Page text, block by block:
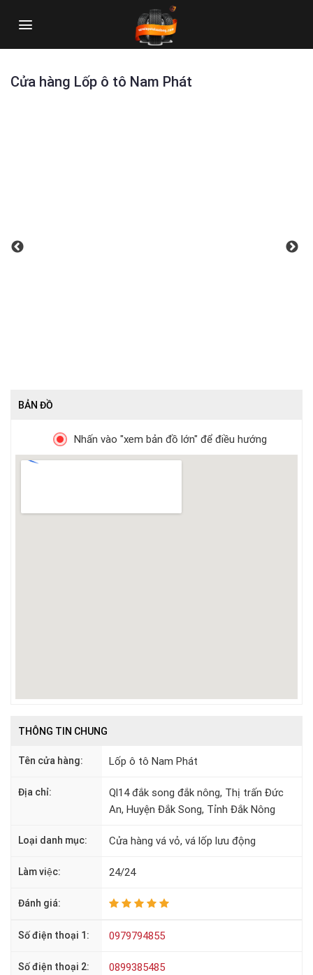
Cửa hàng Lốp ô tô Nam Phát
BẢN ĐỒ
Nhấn vào "xem bản đồ lớn" để điều hướng
THÔNG TIN CHUNG
Tên cửa hàng: Lốp ô tô Nam Phát
Địa chỉ:
Ql14 đắk song đắk nông, Thị trấn Đức
An, Huyện Đắk Song, Tỉnh Đắk Nông
Loại danh mục: Cửa hàng vá vỏ, vá lốp lưu động
Làm việc: 24/24
Đánh giá:
Số điện thoại 1: 0979794855
Số điện thoại 2: 0899385485